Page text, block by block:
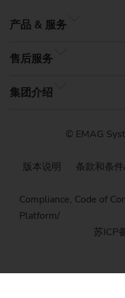
产品 & 服务
售后服务
集团介绍
© EMAG
版本说明 条款和条件
Compliance, Code of
Platform
苏ICP